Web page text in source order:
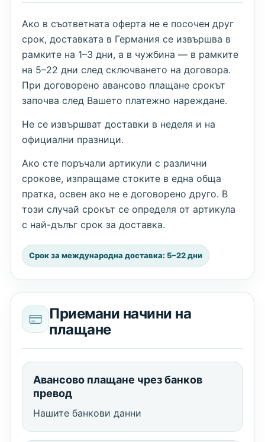
Ако в съответната оферта не е посочен друг
срок, доставката в Германия се извършва в
рамките на 1–3 дни, а в чужбина — в рамките
на 5–22 дни след сключването на договора.
При договорено авансово плащане срокът
започва след Вашето платежно нареждане.
Не се извършват доставки в неделя и на
официални празници.
Ако сте поръчали артикули с различни
срокове, изпращаме стоките в една обща
пратка, освен ако не е договорено друго. В
този случай срокът се определя от артикула
с най-дълъг срок за доставка.
Срок за международна доставка: 5–22 дни
Приемани начини на
плащане
Авансово плащане чрез банков
превод
Нашите банкови данни